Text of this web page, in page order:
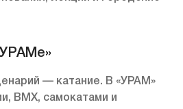
— катание. В «УРАМ»
BMX, самокатами и